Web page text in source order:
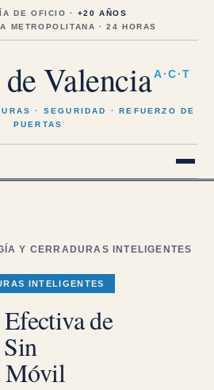
DE OFICIO · +20 AÑOS
METROPOLITANA · 24 HORAS
Valencia A·C·T
· SEGURIDAD · REFUERZO DE
PUERTAS
Y CERRADURAS INTELIGENTES
INTELIGENTES
de
Móvil